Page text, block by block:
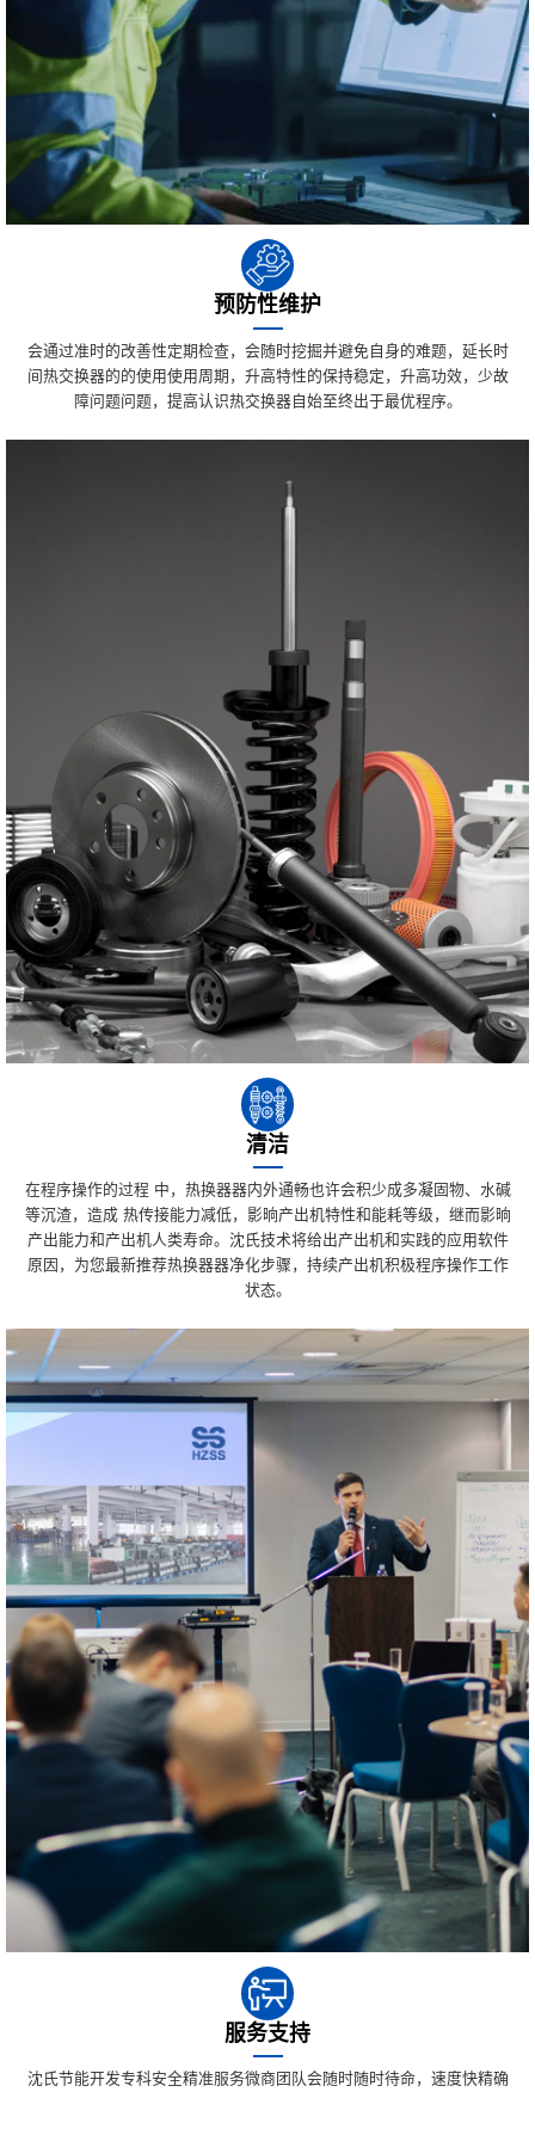
预防性维护
会通过准时的改善性定期检查，会随时挖掘并避免自身的难题，延长时
间热交换器的的使用使用周期，升高特性的保持稳定，升高功效，少故
障问题问题，提高认识热交换器自始至终出于最优程序。
清洁
在程序操作的过程 中，热换器器内外通畅也许会积少成多凝固物、水碱
等沉渣，造成 热传接能力减低，影晌产出机特性和能耗等级，继而影晌
产出能力和产出机人类寿命。沈氏技术将给出产出机和实践的应用软件
原因，为您最新推荐热换器器净化步骤，持续产出机积极程序操作工作
状态。
服务支持
沈氏节能开发专科安全精准服务微商团队会随时随时待命，速度快精确